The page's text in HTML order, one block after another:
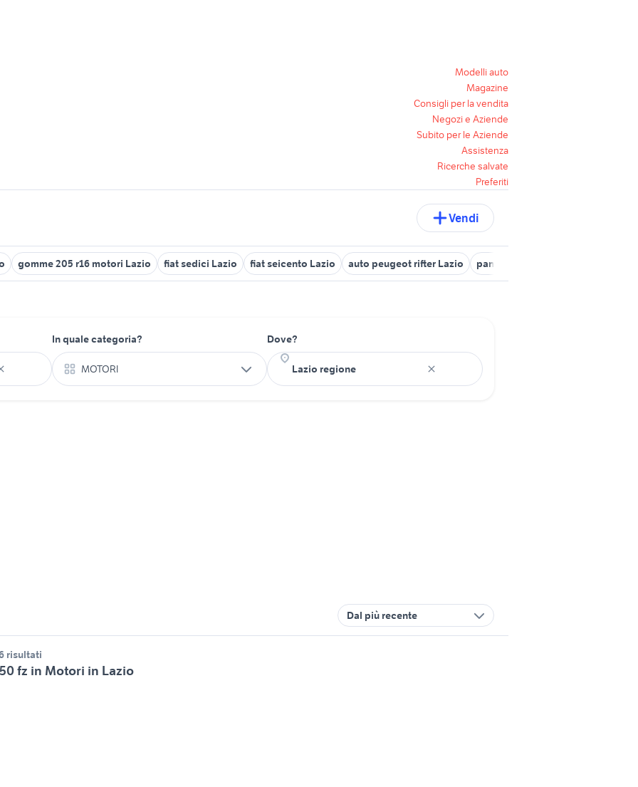
Modelli auto
Magazine
Consigli per la vendita
Negozi e Aziende
Subito per le Aziende
Assistenza
Ricerche salvate
Preferiti
Vendi
gomme 205 r16 motori Lazio fiat sedici Lazio fiat seicento Lazio auto peugeot rifter Lazio panda 4x4 usata vecchio modello
In quale categoria?
MOTORI
Dove?
Dal più recente
risultati
fz in Motori in Lazio